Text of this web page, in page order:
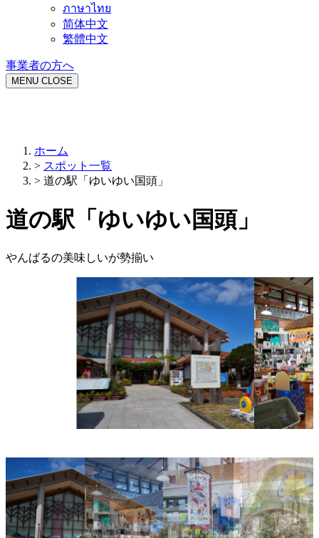
ภาษาไทย
简体中文
繁體中文
事業者の方へ
MENU CLOSE
ホーム
> スポット一覧
> 道の駅「ゆいゆい国頭」
道の駅「ゆいゆい国頭」
やんばるの美味しいが勢揃い